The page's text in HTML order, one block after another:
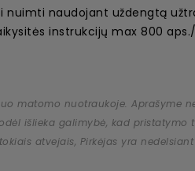
nuimti naudojant uždengtą
instrukcijų max 800
matomo nuotraukoje. Aprašyme
išlieka galimybė, kad
atvejais, Pirkėjas yra